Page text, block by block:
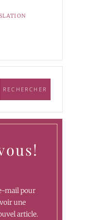
mail pour
une
article.